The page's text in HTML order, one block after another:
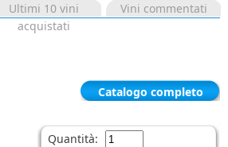
Ultimi 10 vini
acquistati
Vini commentati
Catalogo completo
Quantità: